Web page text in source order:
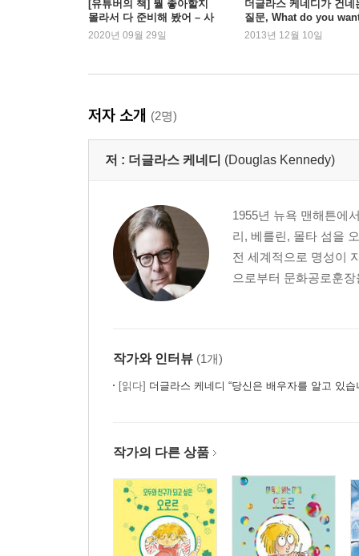
[유튜버의 책] 뭘 좋아할지
몰라서 다 준비해 봤어 – 사
월이네 북리뷰 편
2020년 09월 29일
더글라스 케네디가 건네
질문, What do you
2013년 12월 10일
저자 소개 (2명)
저 : 더글라스 케네디 (Douglas Kennedy)
1955년 뉴욕 맨해튼에
리, 베를린, 몰타 섬을
전 세계적으로 명성이
으로부터 문화공로훈
작가와 인터뷰 (1개)
[읽다] 더글라스 케네디 “당신은 배우자를 알고 있습
작가의 다른 상품